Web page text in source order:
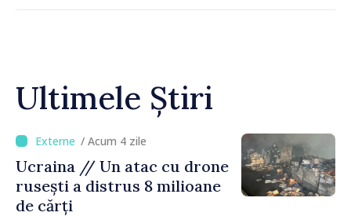
Ultimele Știri
/ Acum 4 zile
Ucraina // Un atac cu drone
rusești a distrus 8 milioane
de cărți